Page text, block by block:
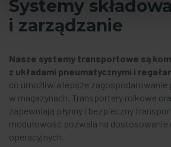
Systemy
i zarządzanie
Nasze systemy transportowe są
z układami pneumatycznymi i
co umożliwia lepsze zagospodarowanie
w magazynach. Transportery rolkowe
zapewniają płynny i bezpieczny
modułowość pozwala na dostosowanie
operacyjnych.